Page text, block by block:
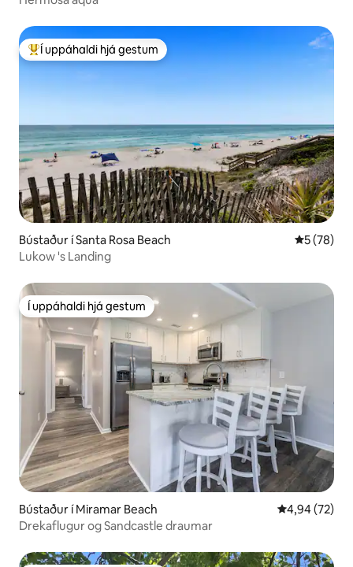
Í mestu uppáhaldi hjá gestum
Í uppáhaldi hjá gestum
Bústaður í Santa Rosa Beach 5 af 5 í
5 (78)
Lukow 's Landing
Í uppáhaldi hjá gestum
Í uppáhaldi hjá gestum
Bústaður í Miramar Beach 4,94 af 5 í
4,94 (72)
Drekaflugur og Sandcastle draumar